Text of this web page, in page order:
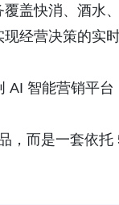
盖快消、酒水
经营决策的实
智能营销平台
，而是一套依